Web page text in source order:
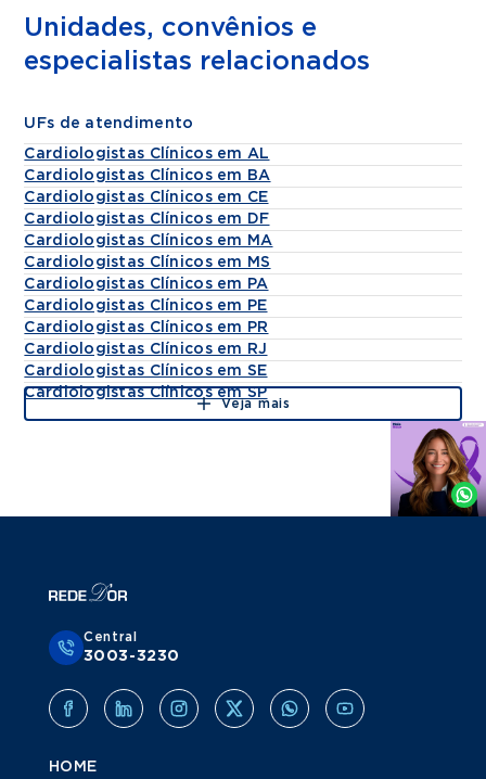
Unidades, convênios e
especialistas relacionados
UFs de atendimento
Cardiologistas Clínicos em AL
Cardiologistas Clínicos em BA
Cardiologistas Clínicos em CE
Cardiologistas Clínicos em DF
Cardiologistas Clínicos em MA
Cardiologistas Clínicos em MS
Cardiologistas Clínicos em PA
Cardiologistas Clínicos em PE
Cardiologistas Clínicos em PR
Cardiologistas Clínicos em RJ
Cardiologistas Clínicos em SE
Cardiologistas Clínicos em SP
Veja mais
Agende
Whatsapp
Central
3003-3230
HOME